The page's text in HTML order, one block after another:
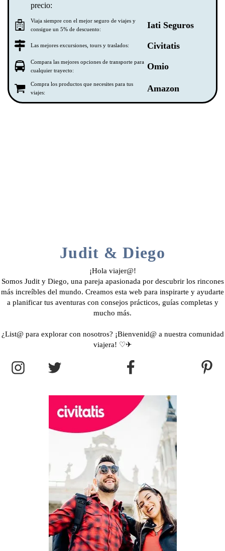
precio:
Viaja siempre con el mejor seguro de viajes y
consigue un 5% de descuento:
Iati Seguros
Las mejores excursiones, tours y traslados: Civitatis
Compara las mejores opciones de transporte para
cualquier trayecto:
Omio
Compra los productos que necesites para tus
viajes:
Amazon
Judit & Diego
¡Hola viajer@!
Somos Judit y Diego, una pareja apasionada por descubrir los rincones
más increíbles del mundo. Creamos esta web para inspirarte y ayudarte
a planificar tus aventuras con consejos prácticos, guías completas y
mucho más.
¿List@ para explorar con nosotros? ¡Bienvenid@ a nuestra comunidad
viajera! ♡✈︎